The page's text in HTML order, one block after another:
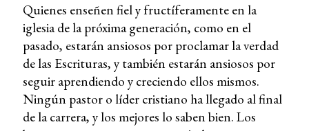
Quienes enseñen fiel y fructíferamente en la
iglesia de la próxima generación, como en el
pasado, estarán ansiosos por proclamar la verdad
de las Escrituras, y también estarán ansiosos por
seguir aprendiendo y creciendo ellos mismos.
Ningún pastor o líder cristiano ha llegado al final
de la carrera, y los mejores lo saben bien. Los